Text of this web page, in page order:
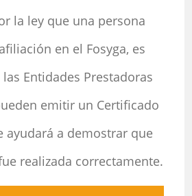
la ley que una persona
en el Fosyga, es
Entidades Prestadoras
emitir un Certificado
ayudará a demostrar que
realizada correctamente.